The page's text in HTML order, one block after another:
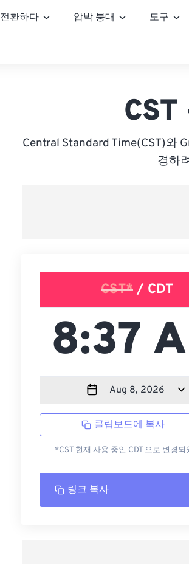
전환하다 압박 붕대 도구
CST
Central Standard Time(CST)와
경하
CST*/ CDT
클립보드에 복사
*CST 현재 사용 중인 CDT 으로 변경되
링크 복사